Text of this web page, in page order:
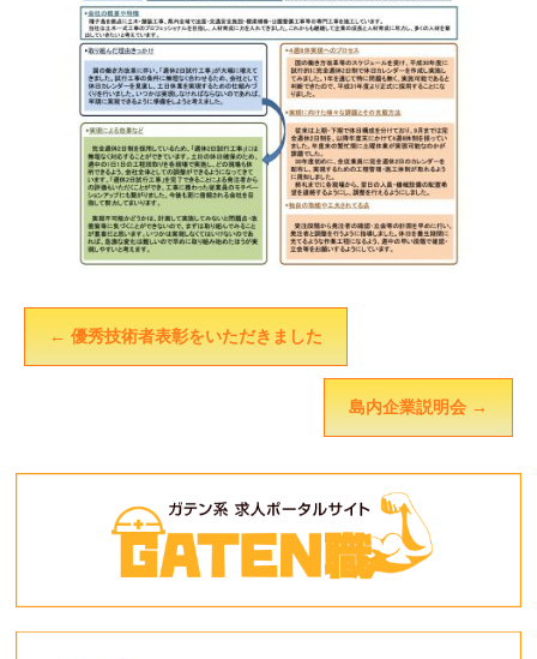
← 優秀技術者表彰をいただきました
島内企業説明会 →